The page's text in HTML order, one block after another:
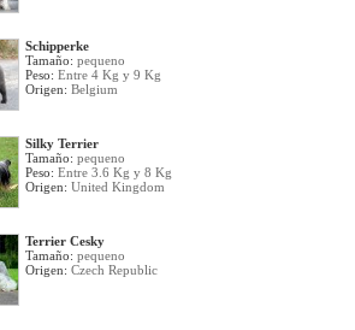
Schipperke
Tamaño: pequeno
Peso: Entre 4 Kg y 9 Kg
Origen: Belgium
Silky Terrier
Tamaño: pequeno
Peso: Entre 3.6 Kg y 8 Kg
Origen: United Kingdom
Terrier Cesky
Tamaño: pequeno
Origen: Czech Republic